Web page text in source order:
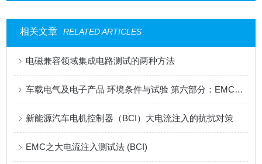
相关文章 RELATED ARTICLES
电磁兼容领域集成电路测试的两种方法
车载电气及电子产品 环境条件与试验 第六部分：EMC要求
新能源汽车电机控制器（BCI）大电流注入的抗扰对策
EMC之大电流注入测试法 (BCI)